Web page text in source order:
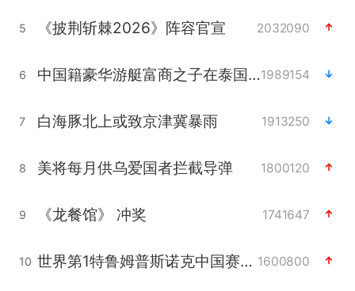
5 《披荆斩棘2026》阵容官宣 2032090
6 中国籍豪华游艇富商之子在泰国被杀1989154
7 白海豚北上或致京津冀暴雨 1913250
8 美将每月供乌爱国者拦截导弹 1800120
9 《龙餐馆》 冲奖 1741647
10 世界第1特鲁姆普斯诺克中国赛一轮游 1600800